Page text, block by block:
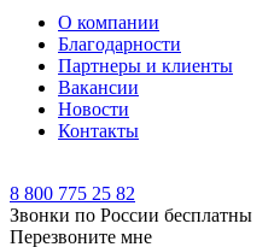
О компании
Благодарности
Партнеры и клиенты
Вакансии
Новости
Контакты
8 800 775 25 82
Звонки по России бесплатны
Перезвоните мне